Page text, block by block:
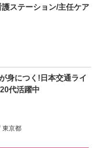
護ステーション/主任ケア
身につく!日本交通ライ
代活躍中
東京都